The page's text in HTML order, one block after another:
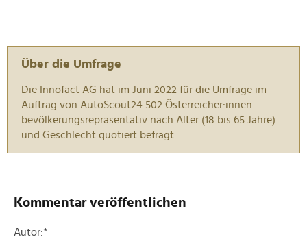
Über die Umfrage
Die Innofact AG hat im Juni 2022 für die Umfrage im
Auftrag von AutoScout24 502 Österreicher:innen
bevölkerungsrepräsentativ nach Alter (18 bis 65 Jahre)
und Geschlecht quotiert befragt.
Kommentar veröffentlichen
Autor:*